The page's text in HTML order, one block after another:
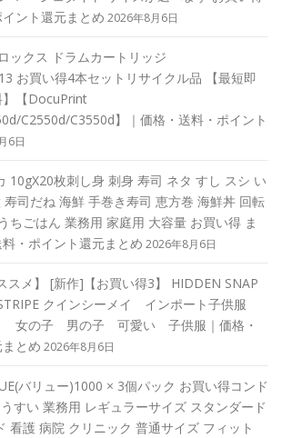
ント還元まとめ 2026年8月6日
ックス ドラムカートリッジ
お買い得4本セットリサイクル品 【最短即
】【DocuPrint
C2550d/C3550d】｜価格・送料・ポイント
6日
10gX20枚刺し身 刺身 寿司 ネタ すし スシ い
司だね 海鮮 手巻き寿司 恵方巻 海鮮丼 回転
ちごはん 業務用 家庭用 大容量 お買い得 ま
・ポイント還元まとめ 2026年8月6日
スメ】 [新作]【お買い得3】 HIDDEN SNAP
クインシーメイ インポート子供服
女の子 男の子 可愛い 子供服｜価格・
とめ 2026年8月6日
バリュー)1000 × 3個パック お買い得コンド
すい 業務用 レギュラーサイズ スタンダード
看護 病院 クリニック 普通サイズ フィット